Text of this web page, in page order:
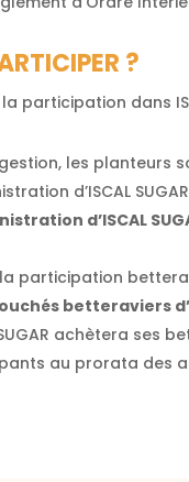
?
participation dans
les planteurs
d’ISCAL
d’ISCAL
participation
betteraviers
SUGAR achètera ses
au prorata des